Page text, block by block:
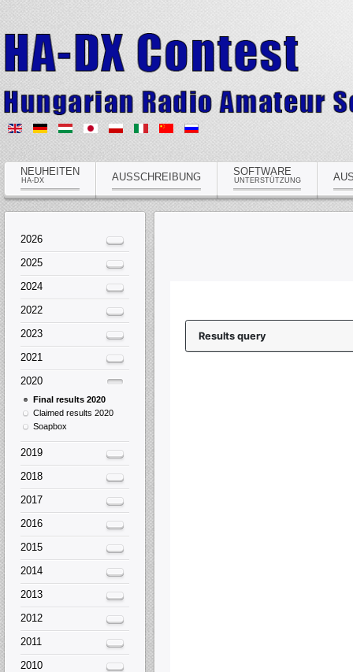
NEUHEITEN
HA-DX AUSSCHREIBUNG SOFTWARE
UNTERSTÜTZUNG
2026
2025
2024
2022
2023
2021
2020
Final results 2020
Claimed results 2020
Soapbox
2019
2018
2017
2016
2015
2014
2013
2012
2011
2010